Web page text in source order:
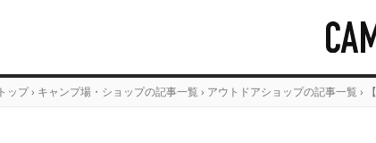
ップ › キャンプ場・ショップの記事一覧 › アウトドアショップの記事一覧 ›